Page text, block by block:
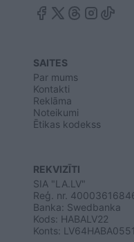
SAITES
Par mums
Kontakti
Reklāma
Noteikumi
Ētikas kodekss
REKVIZĪTI
SIA "LA.LV"
Reģ. nr.
Banka: Swedbanka
Kods: HABALV22
Konts: